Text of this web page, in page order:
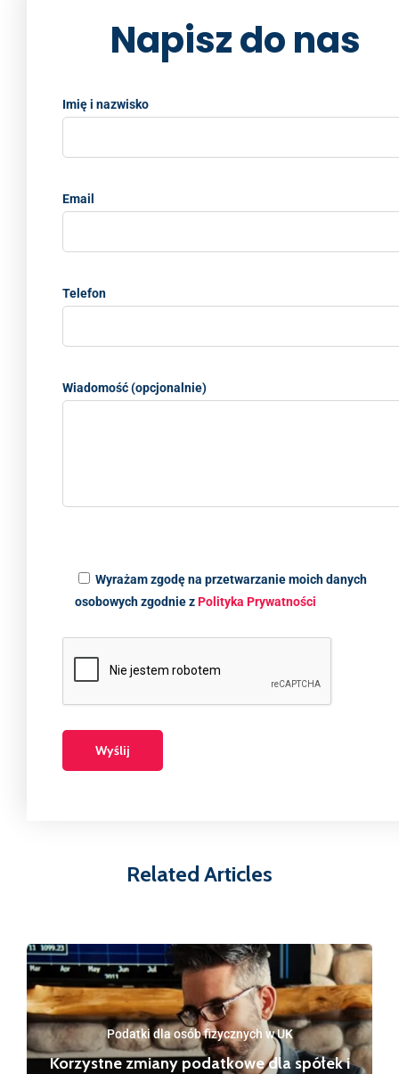
Napisz do nas
Imię i nazwisko
Email
Telefon
Wiadomość (opcjonalnie)
Wyrażam zgodę na przetwarzanie moich danych
osobowych zgodnie zPolityka Prywatności
Related Articles
Podatki dla osób fizycznych w UK
Korzystne zmiany podatkowe dla spółek i